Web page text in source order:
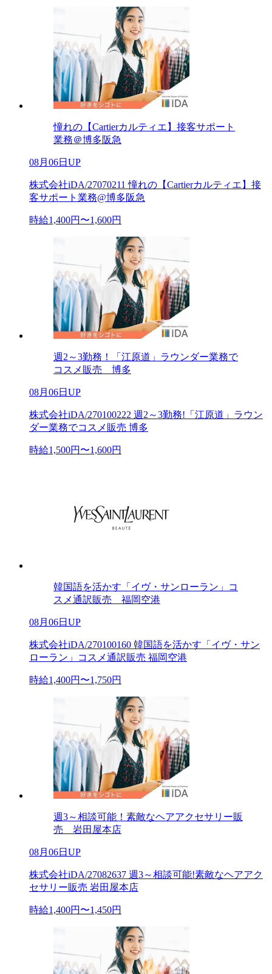
憧れの【Cartierカルティエ】接客サポート
業務＠博多阪急
08月06日UP
株式会社iDA/27070211 憧れの【Cartierカルティエ】接
客サポート業務@博多阪急
時給1,400円〜1,600円
週2～3勤務！「江原道」ラウンダー業務で
コスメ販売 博多
08月06日UP
株式会社iDA/270100222 週2～3勤務!「江原道」ラウン
ダー業務でコスメ販売 博多
時給1,500円〜1,600円
韓国語を活かす「イヴ・サンローラン」コ
スメ通訳販売 福岡空港
08月06日UP
株式会社iDA/270100160 韓国語を活かす「イヴ・サン
ローラン」コスメ通訳販売 福岡空港
時給1,400円〜1,750円
週3～相談可能！素敵なヘアアクセサリー販
売 岩田屋本店
08月06日UP
株式会社iDA/27082637 週3～相談可能!素敵なヘアアク
セサリー販売 岩田屋本店
時給1,400円〜1,450円